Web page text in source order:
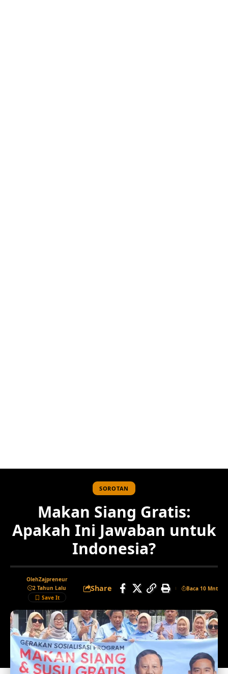
SOROTAN
Makan Siang Gratis:
Apakah Ini Jawaban untuk
Indonesia?
OlehZajpreneur
2 Tahun Lalu
Share Baca 10 Mnt